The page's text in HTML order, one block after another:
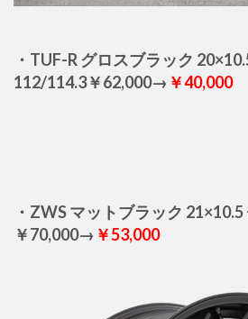
・TUF-R グロスブラック
112/114.3￥62,000→ ￥40,000
・ZWS マットブラック
￥70,000→ ￥53,000